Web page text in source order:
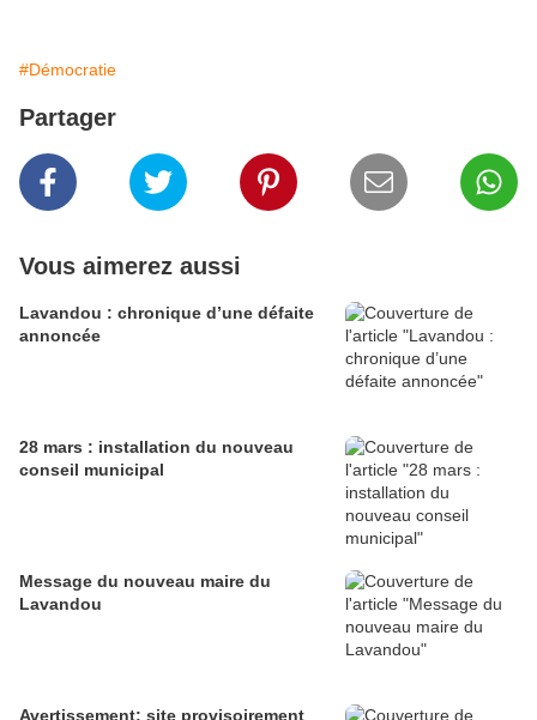
#Démocratie
Partager
Vous aimerez aussi
Lavandou : chronique d’une défaite
annoncée
28 mars : installation du nouveau
conseil municipal
Message du nouveau maire du
Lavandou
Avertissement: site provisoirement